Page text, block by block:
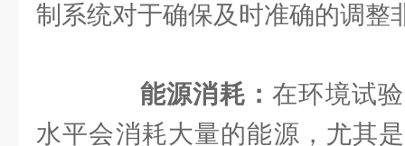
制系统对于确保及时准确的调整
能源消耗：在环境试
水平会消耗大量的能源，尤其